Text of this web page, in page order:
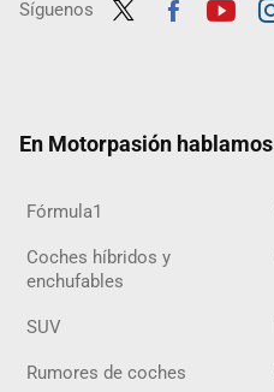
Síguenos
En Motorpasión
Fórmula1
Coches híbridos y
enchufables
SUV
Rumores de coches